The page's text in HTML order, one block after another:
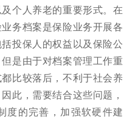
个人养老的重要形式。在
务档案是保险业务开展各
投保人的权益以及保险公
是由于对档案管理工作重
比较落后，不利于社会养
此，需要结合这些问题，
度的完善，加强软硬件建